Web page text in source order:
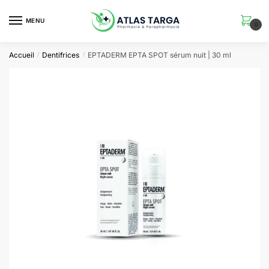
MENU
0
Accueil / Dentifrices / EPTADERM EPTA SPOT sérum nuit | 30 ml